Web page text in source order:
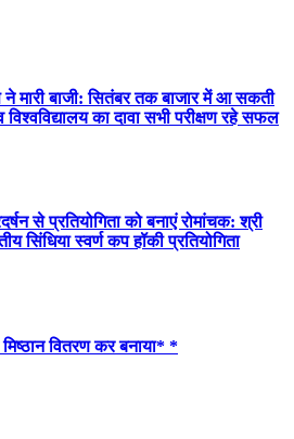
मारी बाजी: सितंबर तक बाजार में आ सकती
का दावा सभी परीक्षण रहे सफल
से प्रतियोगिता को बनाएं रोमांचक: श्री
सिंधिया स्वर्ण कप हॉकी प्रतियोगिता
वितरण कर बनाया* *